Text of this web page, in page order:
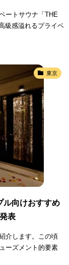
ートサウナ「THE
級感溢れるプライベ
東京
ル向けおすすめ
表
介します。この頃
ーズメント的要素